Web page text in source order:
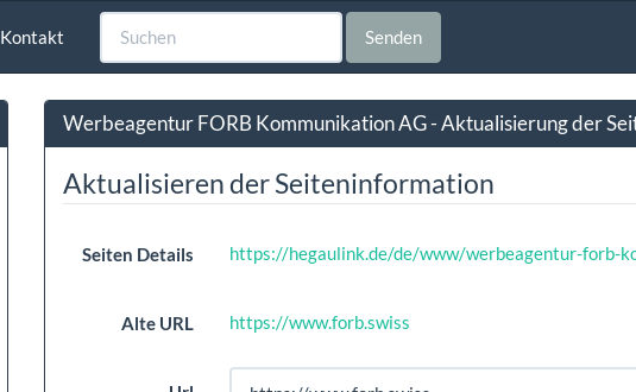
Kontakt Senden
Werbeagentur FORB Kommunikation AG - Aktualisierung der
Aktualisieren der Seiteninformation
Seiten Details https://hegaulink.de/de/www/werbeagentur-forb-
Alte URL https://www.forb.swiss